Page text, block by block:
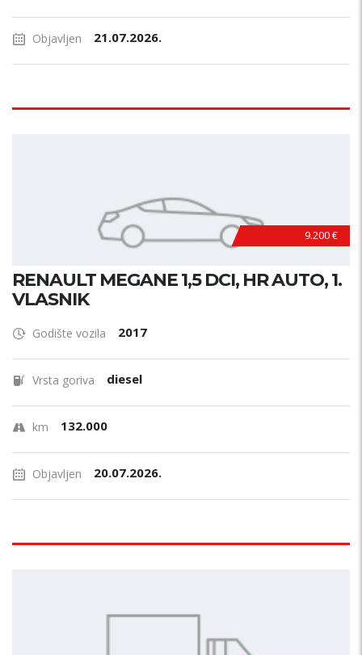
Objavljen 21.07.2026.
9.200 €
RENAULT MEGANE 1,5 DCI, HR AUTO, 1.
VLASNIK
Godište vozila 2017
Vrsta goriva diesel
km 132.000
Objavljen 20.07.2026.